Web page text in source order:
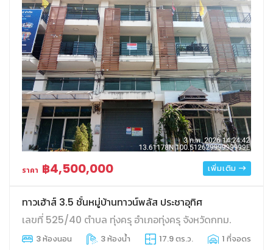
ราคา ฿4,500,000 เพิ่มเติม
ทาวเฮ้าส์ 3.5 ชั้นหมู่บ้านทาวน์พลัส ประชาอุทิศ
เลขที่ 525/40 ตำบล ทุ่งครุ อำเภอทุ่งครุ จังหวัดกทม.
3 ห้องนอน 3 ห้องน้ำ 17.9 ตร.ว. 1 ที่จอดรถ